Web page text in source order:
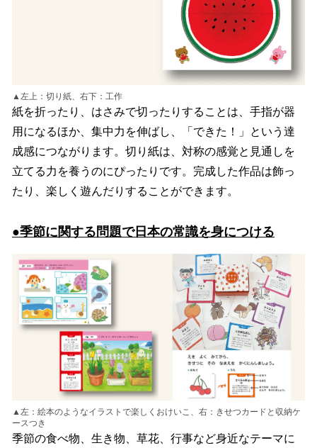
▲左上：切り紙、右下：工作
紙を折ったり、はさみで切ったりすることは、手指が器
用になるほか、集中力を伸ばし、「できた！」という達
成感につながります。切り紙は、対称の感覚と見通しを
立てる力を養うのにぴったりです。完成した作品は飾っ
たり、楽しく遊んだりすることができます。
●季節に関する問題で日本の常識を身につける
▲左：絵本のようなイラストで楽しくおけいこ、右：きせつカードと収納ケ
ースつき
季節の食べ物、生き物、草花、行事など身近なテーマに